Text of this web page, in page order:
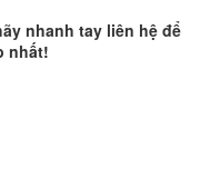
nhanh tay liên hệ để
nhất!